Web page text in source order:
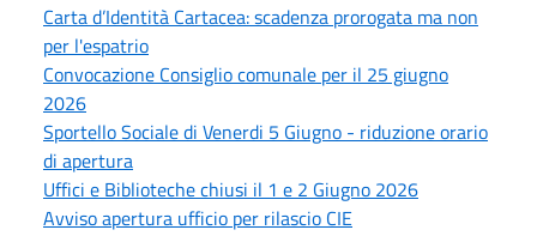
Carta d’Identità Cartacea: scadenza prorogata ma non
per l'espatrio
Convocazione Consiglio comunale per il 25 giugno
2026
Sportello Sociale di Venerdi 5 Giugno - riduzione orario
di apertura
Uffici e Biblioteche chiusi il 1 e 2 Giugno 2026
Avviso apertura ufficio per rilascio CIE